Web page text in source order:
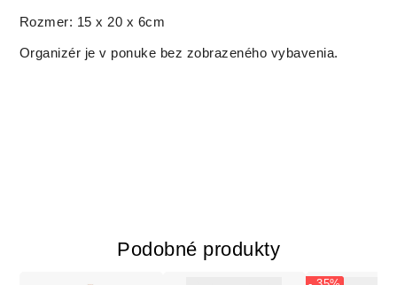
Rozmer: 15 x 20 x 6cm
Organizér je v ponuke bez zobrazeného vybavenia.
Podobné produkty